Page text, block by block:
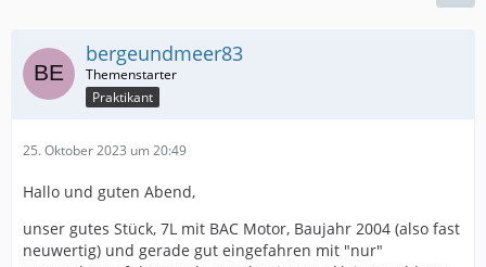
bergeundmeer83
Praktikant
25. Oktober 2023 um 20:49
Hallo und guten Abend,
unser gutes Stück, 7L mit BAC Motor, Baujahr 2004 (also fast
neuwertig) und gerade gut eingefahren mit "nur"